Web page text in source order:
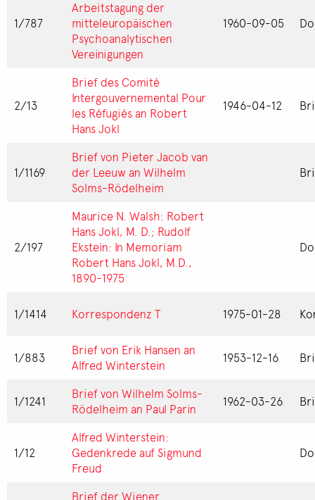
1/787
Arbeitstagung der
mitteleuropäischen
Psychoanalytischen
Vereinigungen
1960-09-05
2/13
Brief des Comité
Intergouvernemental Pour
les Réfugiés an Robert
Hans Jokl
1946-04-12
1/1169
Brief von Pieter Jacob van
der Leeuw an Wilhelm
Solms-Rödelheim
2/197
Maurice N. Walsh: Robert
Hans Jokl, M. D.; Rudolf
Ekstein: In Memoriam
Robert Hans Jokl, M.D.,
1890-1975
1/1414 Korrespondenz T 1975-01-28
1/883
Brief von Erik Hansen an
Alfred Winterstein
1953-12-16
1/1241
Brief von Wilhelm Solms-
Rödelheim an Paul Parin
1962-03-26
1/12
Alfred Winterstein:
Gedenkrede auf Sigmund
Freud
Brief der Wiener